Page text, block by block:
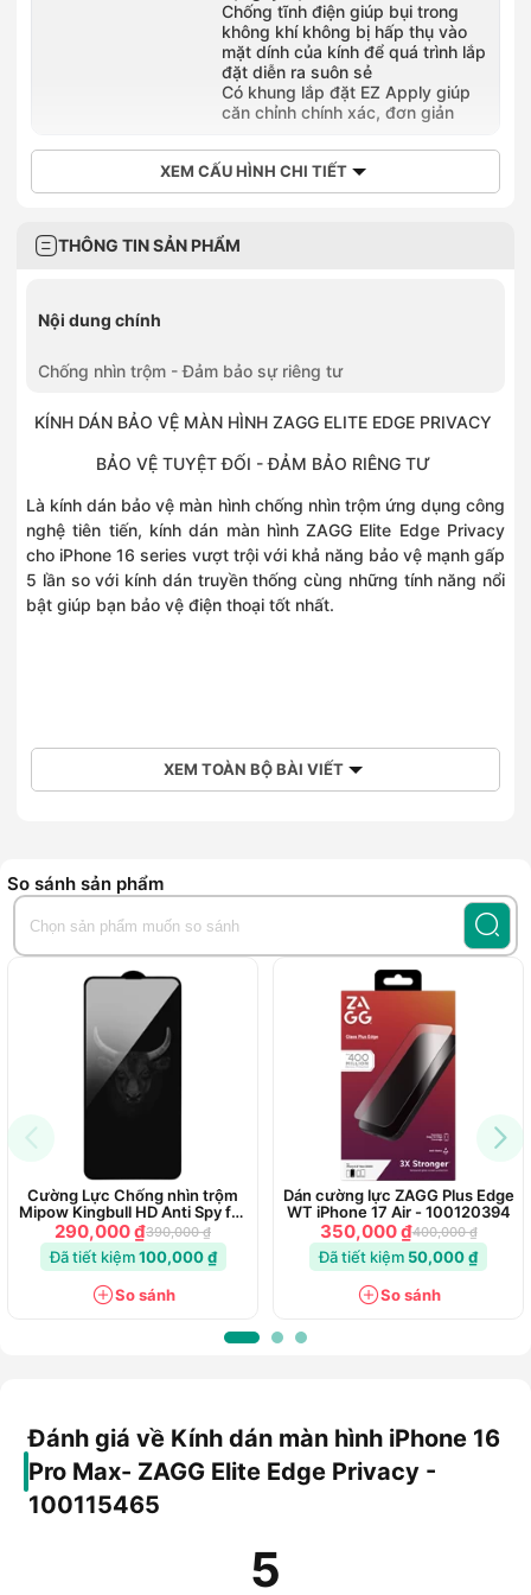
Chống tĩnh điện giúp bụi trong
không khí không bị hấp thụ vào
mặt dính của kính để quá trình lắp
đặt diễn ra suôn sẻ
Có khung lắp đặt EZ Apply giúp
căn chỉnh chính xác, đơn giản
XEM CẤU HÌNH CHI TIẾT
THÔNG TIN SẢN PHẨM
Nội dung chính
Chống nhìn trộm - Đảm bảo sự riêng tư
KÍNH DÁN BẢO VỆ MÀN HÌNH ZAGG ELITE EDGE PRIVACY
BẢO VỆ TUYỆT ĐỐI - ĐẢM BẢO RIÊNG TƯ
Là kính dán bảo vệ màn hình chống nhìn trộm ứng dụng công
nghệ tiên tiến, kính dán màn hình ZAGG Elite Edge Privacy
cho iPhone 16 series vượt trội với khả năng bảo vệ mạnh gấp
5 lần so với kính dán truyền thống cùng những tính năng nổi
bật giúp bạn bảo vệ điện thoại tốt nhất.
Sử dụng cho iPhone 16 series
Kính dán bảo vệ màn hình ZAGG Elite Edge Privacy thiết kế
dành riêng cho iPhone 16 series: iPhone 16, iPhone 16 Plus,
vặn, che phủ toàn bộ màn hình để hạn chế va đập, hư hỏng
XEM TOÀN BỘ BÀI VIẾT
So sánh sản phẩm
Cường Lực Chống nhìn trộm
Mipow Kingbull HD Anti Spy for
iP 14
290,000 ₫390,000 ₫
Đã tiết kiệm100,000 ₫
So sánh
Dán cường lực ZAGG Plus Edge
WT iPhone 17 Air - 100120394
350,000 ₫400,000 ₫
Đã tiết kiệm 50,000 ₫
So sánh
Đánh giá về Kính dán màn hình iPhone 16
Pro Max- ZAGG Elite Edge Privacy -
100115465
5